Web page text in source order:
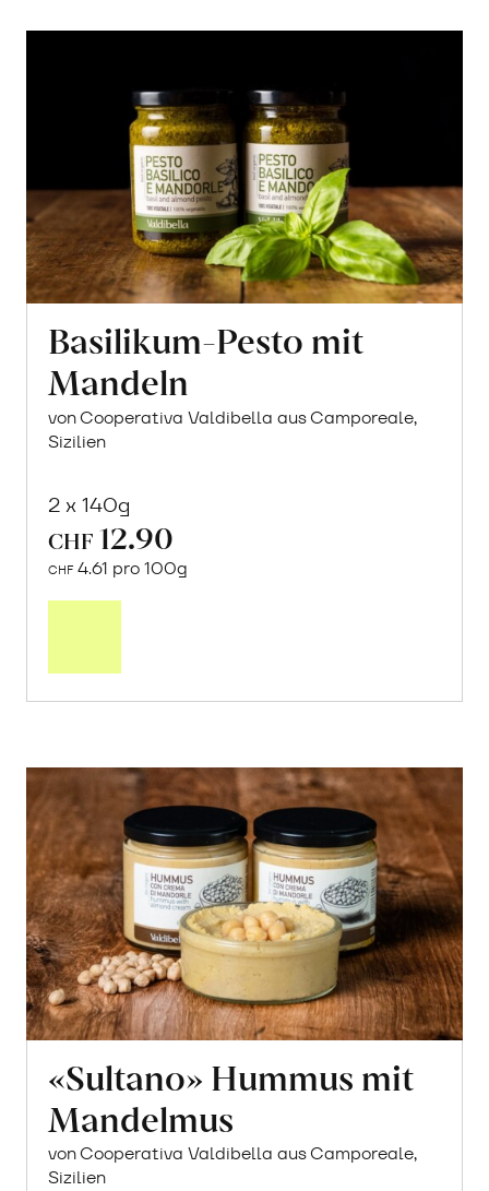
Basilikum-Pesto mit
Mandeln
von Cooperativa Valdibella aus Camporeale,
Sizilien
2 x 140g
CHF 12.90
CHF 4.61 pro 100g
«Sultano» Hummus mit
Mandelmus
von Cooperativa Valdibella aus Camporeale,
Sizilien